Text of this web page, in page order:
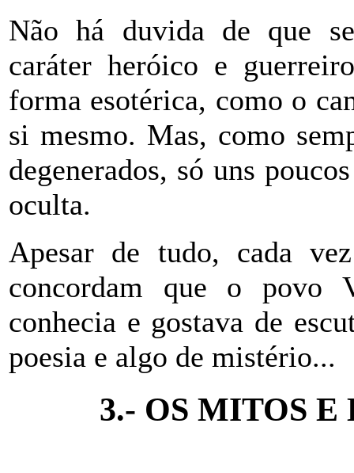
Não há duvida de que
caráter heróico e
forma esotérica, como o
si mesmo. Mas, como
degenerados, só uns
oculta.
Apesar de tudo, cada
concordam que o povo
conhecia e gostava de
poesia e algo de mistério...
3.- OS MITOS E